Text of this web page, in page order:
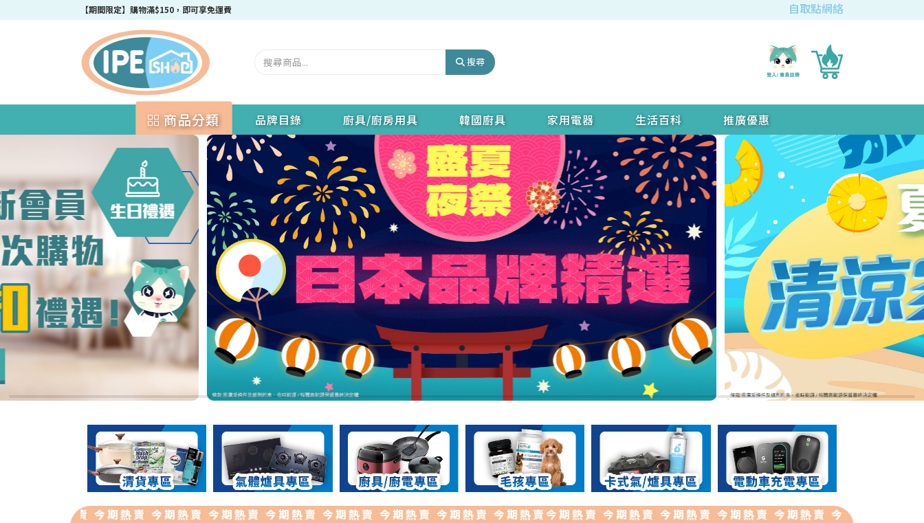
成為IPEshop會員，新會員即可獲得迎新$50購物優惠碼！ 自取點網絡
搜尋
商品分類 品牌目錄 廚具/廚房用具 韓國廚具 家用電器 生活百科 推廣優惠
今期熱賣 今期熱賣 今期熱賣 今期熱賣 今期熱賣 今期熱賣 今期熱賣 今期熱賣 今期熱賣今期熱賣 今期熱賣 今期熱賣 今期熱賣 今期熱賣 今期熱賣 今期